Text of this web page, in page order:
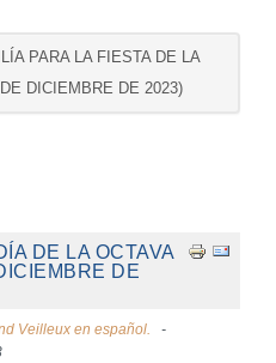
PARA LA FIESTA DE LA
DICIEMBRE DE 2023)
DE LA OCTAVA
DE
Veilleux en español.